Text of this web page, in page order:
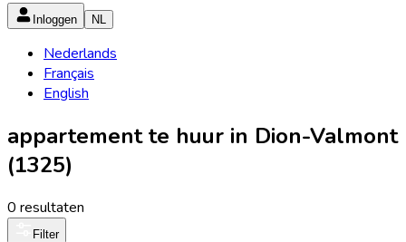
Inloggen NL
Nederlands
Français
English
appartement te huur in Dion-Valmont
(1325)
0 resultaten
Filter